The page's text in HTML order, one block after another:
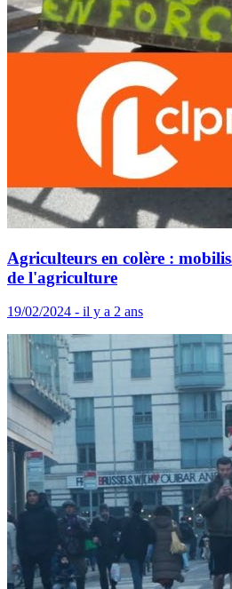
Agriculteurs en colère :
de l'agriculture
19/02/2024 - il y a 2 ans